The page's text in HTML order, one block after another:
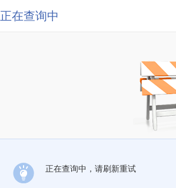
正在查询中
正在查询中，请刷新重试